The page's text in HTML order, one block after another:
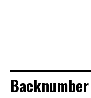
Backnumber